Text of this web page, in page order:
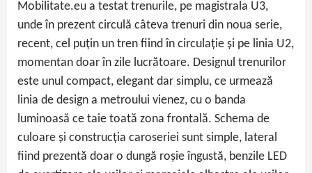
Mobilitate.eu a testat trenurile, pe magistrala U3,
unde în prezent circulă câteva trenuri din noua serie,
recent, cel puțin un tren fiind în circulație și pe linia U2,
momentan doar în zile lucrătoare. Designul trenurilor
este unul compact, elegant dar simplu, ce urmează
linia de design a metroului vienez, cu o banda
luminoasă ce taie toată zona frontală. Schema de
culoare și construcția caroseriei sunt simple, lateral
fiind prezentă doar o dungă roșie îngustă, benzile LED